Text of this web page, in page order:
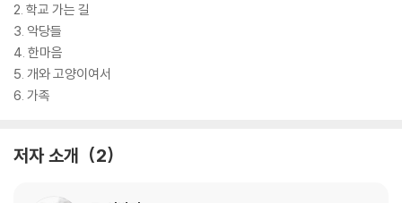
2. 학교 가는 길
3. 악당들
4. 한마음
5. 개와 고양이여서
6. 가족
저자 소개 2